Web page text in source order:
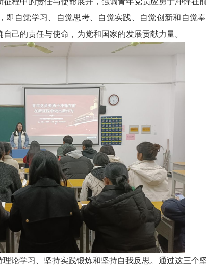
即自觉学习、自觉思考、自觉实践、自觉创新和自觉
己的责任与使命，为党和国家的发展贡献力量。
理论学习、坚持实践锻炼和坚持自我反思。通过这三个